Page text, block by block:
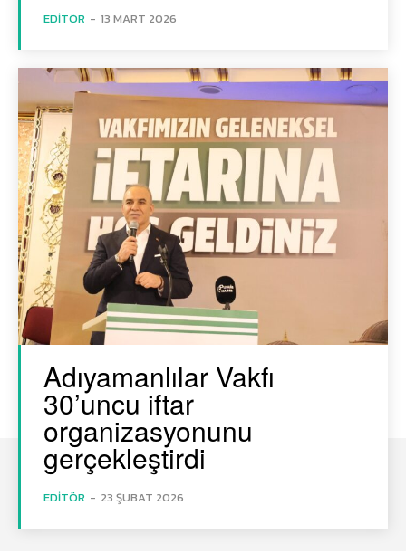
EDITÖR - 13 MART 2026
Adıyamanlılar Vakfı
30’uncu iftar
organizasyonunu
gerçekleştirdi
EDITÖR - 23 ŞUBAT 2026